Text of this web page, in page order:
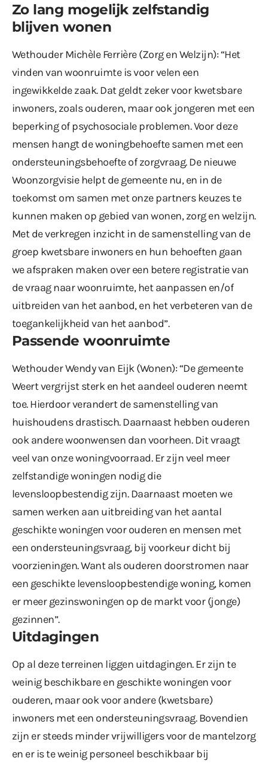
Zo lang mogelijk zelfstandig
blijven wonen
Wethouder Michèle Ferrière (Zorg en Welzijn): “Het
vinden van woonruimte is voor velen een
ingewikkelde zaak. Dat geldt zeker voor kwetsbare
inwoners, zoals ouderen, maar ook jongeren met een
beperking of psychosociale problemen. Voor deze
mensen hangt de woningbehoefte samen met een
ondersteuningsbehoefte of zorgvraag. De nieuwe
Woonzorgvisie helpt de gemeente nu, en in de
toekomst om samen met onze partners keuzes te
kunnen maken op gebied van wonen, zorg en welzijn.
Met de verkregen inzicht in de samenstelling van de
groep kwetsbare inwoners en hun behoeften gaan
we afspraken maken over een betere registratie van
de vraag naar woonruimte, het aanpassen en/of
uitbreiden van het aanbod, en het verbeteren van de
toegankelijkheid van het aanbod”.
Passende woonruimte
Wethouder Wendy van Eijk (Wonen): “De gemeente
Weert vergrijst sterk en het aandeel ouderen neemt
toe. Hierdoor verandert de samenstelling van
huishoudens drastisch. Daarnaast hebben ouderen
ook andere woonwensen dan voorheen. Dit vraagt
veel van onze woningvoorraad. Er zijn veel meer
zelfstandige woningen nodig die
levensloopbestendig zijn. Daarnaast moeten we
samen werken aan uitbreiding van het aantal
geschikte woningen voor ouderen en mensen met
een ondersteuningsvraag, bij voorkeur dicht bij
voorzieningen. Want als ouderen doorstromen naar
een geschikte levensloopbestendige woning, komen
er meer gezinswoningen op de markt voor (jonge)
gezinnen”.
Uitdagingen
Op al deze terreinen liggen uitdagingen. Er zijn te
weinig beschikbare en geschikte woningen voor
ouderen, maar ook voor andere (kwetsbare)
inwoners met een ondersteuningsvraag. Bovendien
zijn er steeds minder vrijwilligers voor de mantelzorg
en er is te weinig personeel beschikbaar bij